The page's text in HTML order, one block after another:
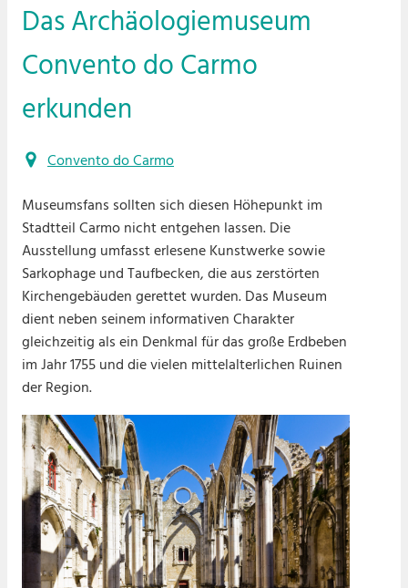
Das Archäologiemuseum
Convento do Carmo
erkunden
Convento do Carmo
Museumsfans sollten sich diesen Höhepunkt im
Stadtteil Carmo nicht entgehen lassen. Die
Ausstellung umfasst erlesene Kunstwerke sowie
Sarkophage und Taufbecken, die aus zerstörten
Kirchengebäuden gerettet wurden. Das Museum
dient neben seinem informativen Charakter
gleichzeitig als ein Denkmal für das große Erdbeben
im Jahr 1755 und die vielen mittelalterlichen Ruinen
der Region.